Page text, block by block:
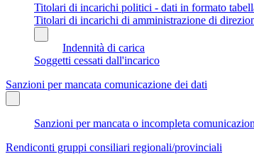
Titolari di incarichi politici - dati in formato
Titolari di incarichi di amministrazione di
Indennità di carica
Soggetti cessati dall'incarico
Sanzioni per mancata comunicazione dei dati
Sanzioni per mancata o incompleta
Rendiconti gruppi consiliari regionali/provinciali